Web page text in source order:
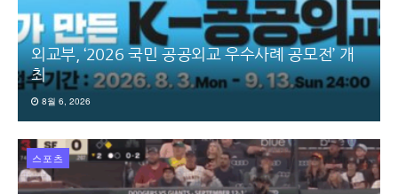
외교부, ‘2026 국민 공공외교 우수사례 공모전’ 개
최
8월 6, 2026
스포츠